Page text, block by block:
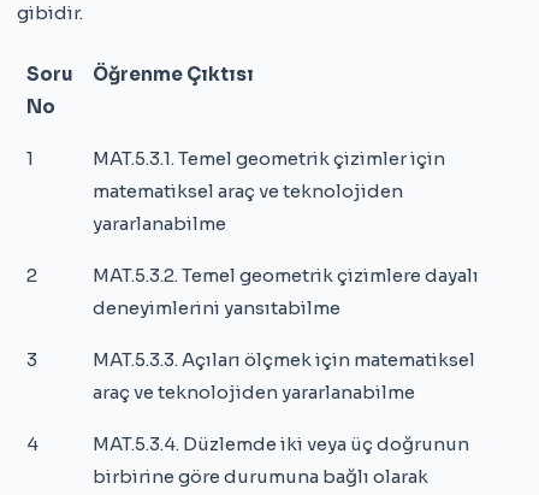
gibidir.
Soru
No
Öğrenme Çıktısı
1
MAT.5.3.1. Temel geometrik çizimler için
matematiksel araç ve teknolojiden
yararlanabilme
2
MAT.5.3.2. Temel geometrik çizimlere dayalı
deneyimlerini yansıtabilme
3
MAT.5.3.3. Açıları ölçmek için matematiksel
araç ve teknolojiden yararlanabilme
4
MAT.5.3.4. Düzlemde iki veya üç doğrunun
birbirine göre durumuna bağlı olarak